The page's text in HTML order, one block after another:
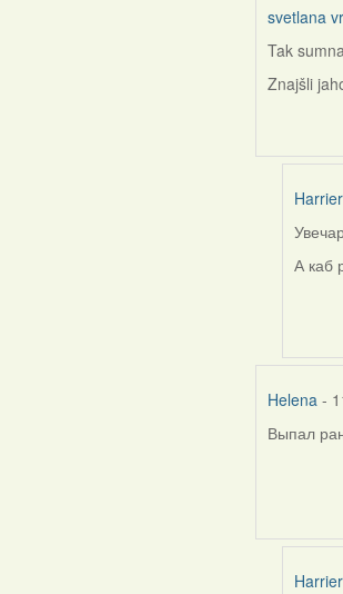
svetlana
Tak
Znajšli
Harrier
In
reply
А каб
Helena -
Выпал
Harrier